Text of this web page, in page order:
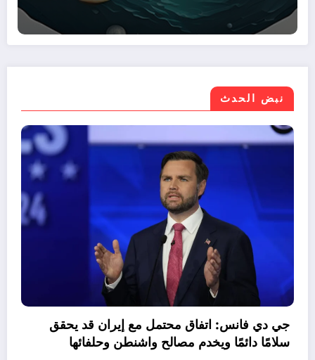
نبض الحدث
موازنة مصر 2026/2027.. نمو الإيرادات 30%
صافي الاقتراض